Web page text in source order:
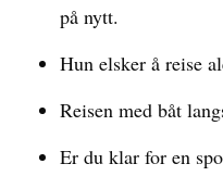
på nytt.
Hun elsker å reise
Reisen med båt
Er du klar for en